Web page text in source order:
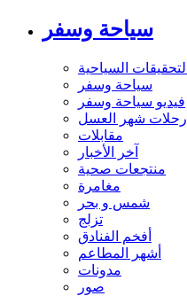
سياحة وسفر
التحقيقات السياحية
سياحة وسفر
فيديو سياحة وسفر
رحلات شهر العسل
مقابلات
آخر الأخبار
منتجعات صحية
مغامرة
شمس و بحر
تزلج
أفخم الفنادق
أشهر المطاعم
مدونات
صور